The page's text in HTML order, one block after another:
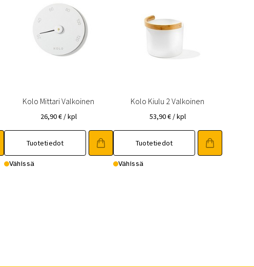
Kolo Mittari Valkoinen
26,90€ / kpl
Tuotetiedot
Vähissä
Kolo Kiulu 2 Valkoinen
53,90€ / kpl
Tuotetiedot
Vähissä